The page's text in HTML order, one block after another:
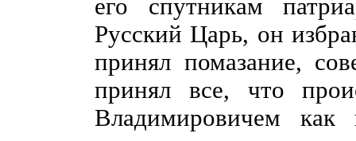
его спутникам
Русский Царь, он
принял помазание,
принял все, что
Владимировичем как